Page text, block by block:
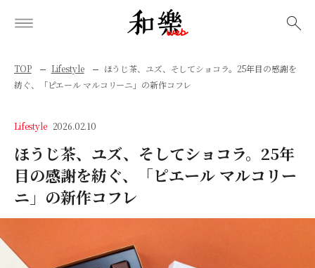
TOP Lifestyle
ほうじ茶、ユズ、そしてショコラ。25年目の感謝を
紡ぐ、「ピエール マルコリーニ」の新作コフレ
Lifestyle 2026.02.10
ほうじ茶、ユズ、そしてショコラ。25年
目の感謝を紡ぐ、「ピエール マルコリー
ニ」の新作コフレ